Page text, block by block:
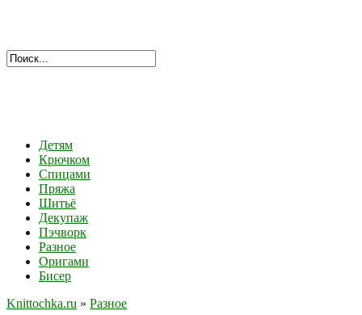
Детям
Крючком
Спицами
Пряжа
Шитьё
Декупаж
Пэчворк
Разное
Оригами
Бисер
Knittochka.ru » Разное